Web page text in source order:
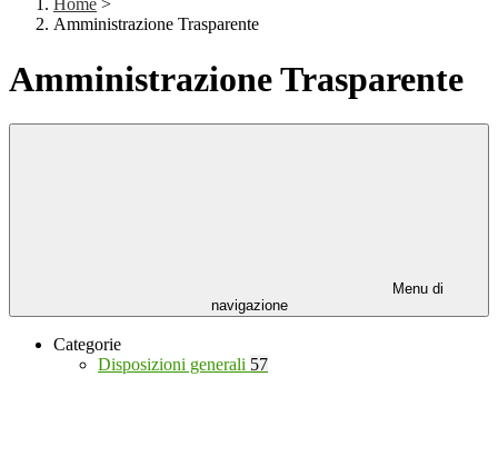
Home >
Amministrazione Trasparente
Amministrazione Trasparente
Menu di
navigazione
Categorie
Disposizioni generali 57